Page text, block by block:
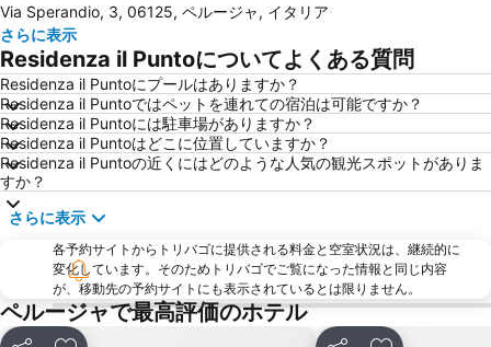
Via Sperandio, 3, 06125, ペルージャ, イタリア
さらに表示
Residenza il Puntoについてよくある質問
Residenza il Puntoにプールはありますか？
Residenza il Puntoではペットを連れての宿泊は可能ですか？
Residenza il Puntoには駐車場がありますか？
Residenza il Puntoはどこに位置していますか？
Residenza il Puntoの近くにはどのような人気の観光スポットがありま
すか？
さらに表示
各予約サイトからトリバゴに提供される料金と空室状況は、継続的に
変化しています。そのためトリバゴでご覧になった情報と同じ内容
が、移動先の予約サイトにも表示されているとは限りません。
ペルージャで最高評価のホテル